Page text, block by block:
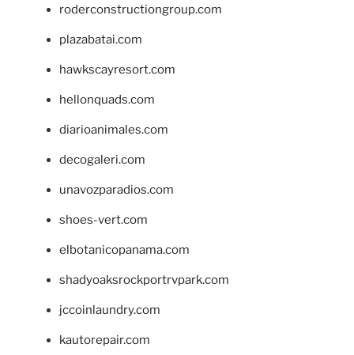
roderconstructiongroup.com
plazabatai.com
hawkscayresort.com
hellonquads.com
diarioanimales.com
decogaleri.com
unavozparadios.com
shoes-vert.com
elbotanicopanama.com
shadyoaksrockportrvpark.com
jccoinlaundry.com
kautorepair.com